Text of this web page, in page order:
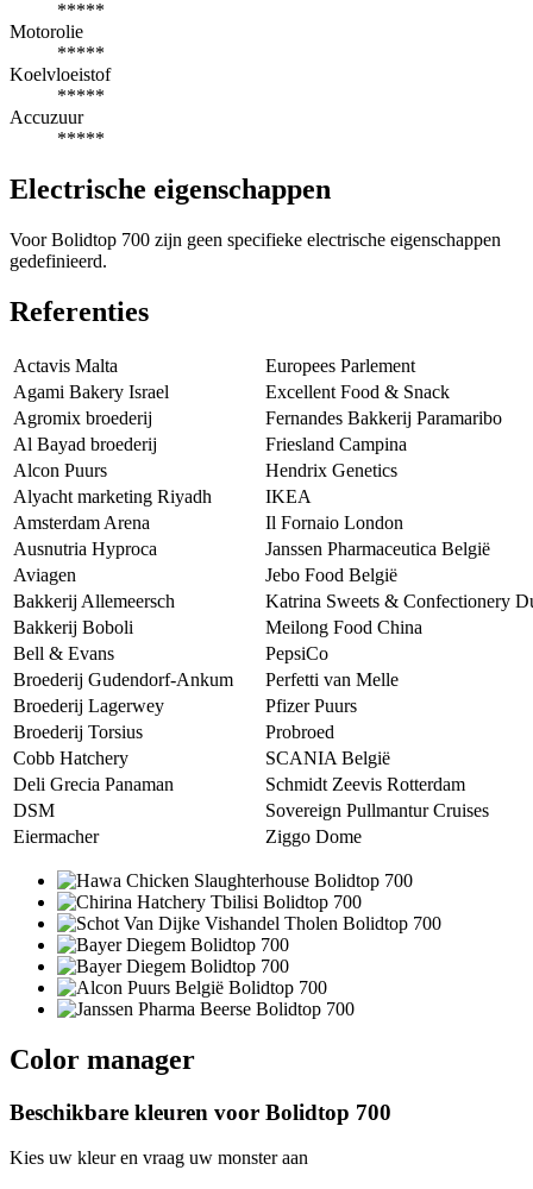
*****
Motorolie
*****
Koelvloeistof
*****
Accuzuur
*****
Electrische eigenschappen
Voor Bolidtop 700 zijn geen specifieke electrische eigenschappen
gedefinieerd.
Referenties
Actavis Malta
Europees Parlement
Agami Bakery Israel
Excellent Food & Snack
Agromix broederij
Fernandes Bakkerij Paramaribo
Al Bayad broederij
Friesland Campina
Alcon Puurs
Hendrix Genetics
Alyacht marketing Riyadh
IKEA
Amsterdam Arena
Il Fornaio London
Ausnutria Hyproca
Janssen Pharmaceutica België
Aviagen
Jebo Food België
Bakkerij Allemeersch
Katrina Sweets & Confectionery
Bakkerij Boboli
Meilong Food China
Bell & Evans
PepsiCo
Broederij Gudendorf-Ankum
Perfetti van Melle
Broederij Lagerwey
Pfizer Puurs
Broederij Torsius
Probroed
Cobb Hatchery
SCANIA België
Deli Grecia Panaman
Schmidt Zeevis Rotterdam
DSM
Sovereign Pullmantur Cruises
Eiermacher
Ziggo Dome
Color manager
Beschikbare kleuren voor Bolidtop 700
Kies uw kleur en vraag uw monster aan